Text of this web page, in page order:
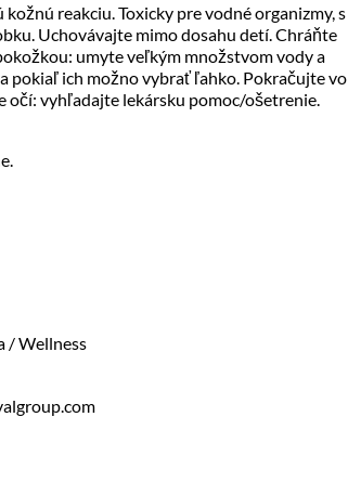
reakciu. Toxicky pre vodné organizmy, s
Uchovávajte mimo dosahu detí. Chráňte
umyte veľkým množstvom vody a
pokiaľ ich možno vybrať ľahko. Pokračujte vo
očí: vyhľadajte lekársku pomoc/ošetrenie.
/ Wellness